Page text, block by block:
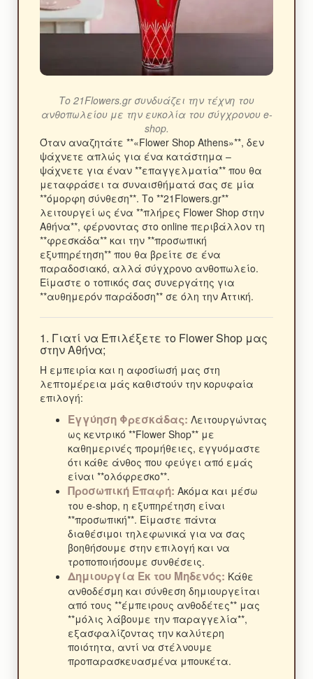
Το 21Flowers.gr συνδυάζει την τέχνη του
ανθοπωλείου με την ευκολία του σύγχρονου e-
shop.
Όταν αναζητάτε **«Flower Shop Athens»**, δεν
ψάχνετε απλώς για ένα κατάστημα –
ψάχνετε για έναν **επαγγελματία** που θα
μεταφράσει τα συναισθήματά σας σε μία
**όμορφη σύνθεση**. Το **21Flowers.gr**
λειτουργεί ως ένα **πλήρες Flower Shop στην
Αθήνα**, φέρνοντας στο online περιβάλλον τη
**φρεσκάδα** και την **προσωπική
εξυπηρέτηση** που θα βρείτε σε ένα
παραδοσιακό, αλλά σύγχρονο ανθοπωλείο.
Είμαστε ο τοπικός σας συνεργάτης για
**αυθημερόν παράδοση** σε όλη την Αττική.
1. Γιατί να Επιλέξετε το Flower Shop μας
στην Αθήνα;
Η εμπειρία και η αφοσίωσή μας στη
λεπτομέρεια μάς καθιστούν την κορυφαία
επιλογή:
Εγγύηση Φρεσκάδας: Λειτουργώντας
ως κεντρικό **Flower Shop** με
καθημερινές προμήθειες, εγγυόμαστε
ότι κάθε άνθος που φεύγει από εμάς
είναι **ολόφρεσκο**.
Προσωπική Επαφή: Ακόμα και μέσω
του e-shop, η εξυπηρέτηση είναι
**προσωπική**. Είμαστε πάντα
διαθέσιμοι τηλεφωνικά για να σας
βοηθήσουμε στην επιλογή και να
τροποποιήσουμε συνθέσεις.
Δημιουργία Εκ του Μηδενός: Κάθε
ανθοδέσμη και σύνθεση δημιουργείται
από τους **έμπειρους ανθοδέτες** μας
**μόλις λάβουμε την παραγγελία**,
εξασφαλίζοντας την καλύτερη
ποιότητα, αντί να στέλνουμε
προπαρασκευασμένα μπουκέτα.